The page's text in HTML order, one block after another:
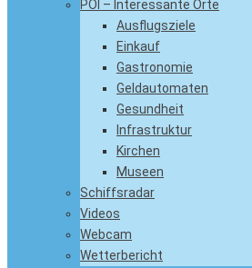
POI – Interessante Orte
Ausflugsziele
Einkauf
Gastronomie
Geldautomaten
Gesundheit
Infrastruktur
Kirchen
Museen
Schiffsradar
Videos
Webcam
Wetterbericht